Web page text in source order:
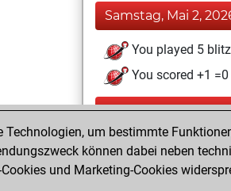
Samstag, Mai 2,
You played 5
You scored +1
Freitag, Mai 1, 2026
You played 2
You scored +0
Technologien, um bestimmte
können dabei neben
und Marketing-Cookies